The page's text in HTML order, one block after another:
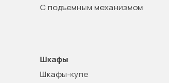
С подъемным механизмом
Шкафы
Шкафы-купе